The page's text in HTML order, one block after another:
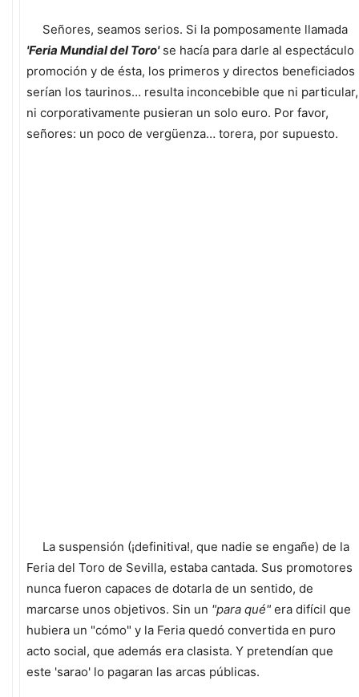
Señores, seamos serios. Si la pomposamente llamada
'Feria Mundial del Toro'se hacía para darle al espectáculo
promoción y de ésta, los primeros y directos beneficiados
serían los taurinos… resulta inconcebible que ni particular,
ni corporativamente pusieran un solo euro. Por favor,
señores: un poco de vergüenza… torera, por supuesto.
La suspensión (¡definitiva!, que nadie se engañe) de la
Feria del Toro de Sevilla, estaba cantada. Sus promotores
nunca fueron capaces de dotarla de un sentido, de
marcarse unos objetivos. Sin un "para qué" era difícil que
hubiera un "cómo" y la Feria quedó convertida en puro
acto social, que además era clasista. Y pretendían que
este 'sarao' lo pagaran las arcas públicas.